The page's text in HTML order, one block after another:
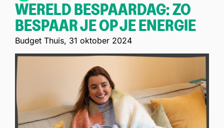
WERELD BESPAARDAG: ZO
BESPAAR JE OP JE ENERGIE
Budget Thuis, 31 oktober 2024